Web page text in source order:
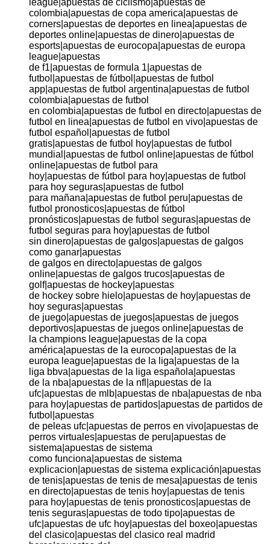
colombia|apuestas de copa america|apuestas de
corners|apuestas de deportes en linea|apuestas de
deportes online|apuestas de dinero|apuestas de
esports|apuestas de eurocopa|apuestas de europa
league|apuestas
de f1|apuestas de formula 1|apuestas de
futbol|apuestas de fútbol|apuestas de futbol
app|apuestas de futbol argentina|apuestas de futbol
colombia|apuestas de futbol
en colombia|apuestas de futbol en directo|apuestas de
futbol en linea|apuestas de futbol en vivo|apuestas de
futbol español|apuestas de futbol
gratis|apuestas de futbol hoy|apuestas de futbol
mundial|apuestas de futbol online|apuestas de fútbol
online|apuestas de futbol para
hoy|apuestas de fútbol para hoy|apuestas de futbol
para hoy seguras|apuestas de futbol
para mañana|apuestas de futbol peru|apuestas de
futbol pronosticos|apuestas de fútbol
pronósticos|apuestas de futbol seguras|apuestas de
futbol seguras para hoy|apuestas de futbol
sin dinero|apuestas de galgos|apuestas de galgos
como ganar|apuestas
de galgos en directo|apuestas de galgos
online|apuestas de galgos trucos|apuestas de
golf|apuestas de hockey|apuestas
de hockey sobre hielo|apuestas de hoy|apuestas de
hoy seguras|apuestas
de juego|apuestas de juegos|apuestas de juegos
deportivos|apuestas de juegos online|apuestas de
la champions league|apuestas de la copa
américa|apuestas de la eurocopa|apuestas de la
europa league|apuestas de la liga|apuestas de la
liga bbva|apuestas de la liga española|apuestas
de la nba|apuestas de la nfl|apuestas de la
ufc|apuestas de mlb|apuestas de nba|apuestas de nba
para hoy|apuestas de partidos|apuestas de partidos de
futbol|apuestas
de peleas ufc|apuestas de perros en vivo|apuestas de
perros virtuales|apuestas de peru|apuestas de
sistema|apuestas de sistema
como funciona|apuestas de sistema
explicacion|apuestas de sistema explicación|apuestas
de tenis|apuestas de tenis de mesa|apuestas de tenis
en directo|apuestas de tenis hoy|apuestas de tenis
para hoy|apuestas de tenis pronosticos|apuestas de
tenis seguras|apuestas de todo tipo|apuestas de
ufc|apuestas de ufc hoy|apuestas del boxeo|apuestas
del clasico|apuestas del clasico real madrid